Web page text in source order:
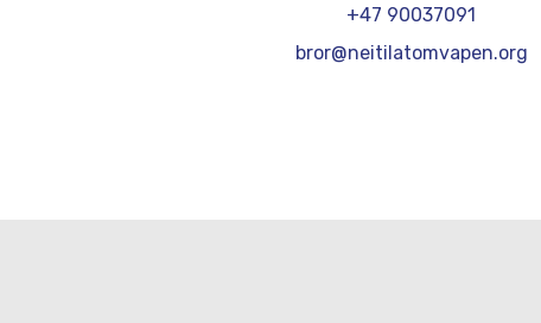
+47 90037091
bror@neitilatomvapen.org